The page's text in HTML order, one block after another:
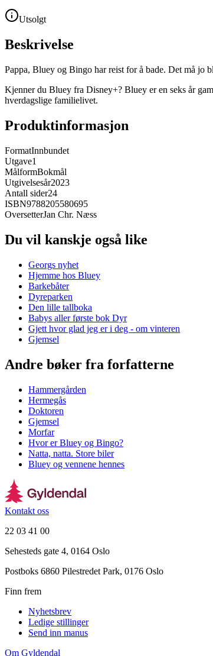
Utsolgt
Beskrivelse
Pappa, Bluey og Bingo har reist for å bade. Det må jo
Kjenner du Bluey fra Disney+? Bluey er en seks år
hverdagslige familielivet.
Produktinformasjon
FormatInnbundet
Utgave1
MålformBokmål
Utgivelsesår2023
Antall sider24
ISBN9788205580695
OversetterJan Chr. Næss
Du vil kanskje også like
Georgs nyhet
Hjemme hos Bluey
Barkebåter
Dyreparken
Den lille tallboka
Babys aller første bok Dyr
Gjett hvor glad jeg er i deg - om vinteren
Gjemsel
Andre bøker fra forfatterne
Hammergården
Hermegås
Doktoren
Gjemsel
Morfar
Hvor er Bluey og Bingo?
Natta, natta. Store biler
Bluey og vennene hennes
Kontakt oss
22 03 41 00
Sehesteds gate 4, 0164 Oslo
Postboks 6860 Pilestredet Park, 0176 Oslo
Finn frem
Nyhetsbrev
Ledige stillinger
Send inn manus
Om Gyldendal